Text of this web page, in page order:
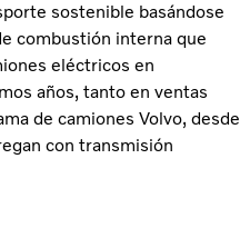
sostenible basándose
combustión interna que
eléctricos en
años, tanto en ventas
de camiones Volvo, desde
con transmisión